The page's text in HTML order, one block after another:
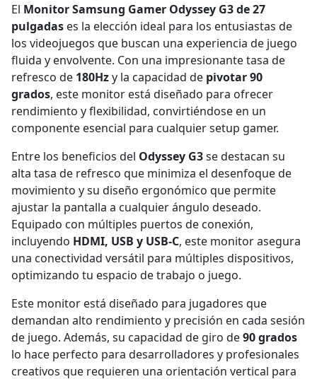
El Monitor Samsung Gamer Odyssey G3 de 27
pulgadas es la elección ideal para los entusiastas de
los videojuegos que buscan una experiencia de juego
fluida y envolvente. Con una impresionante tasa de
refresco de 180Hzy la capacidad de pivotar 90
grados, este monitor está diseñado para ofrecer
rendimiento y flexibilidad, convirtiéndose en un
componente esencial para cualquier setup gamer.
Entre los beneficios del Odyssey G3se destacan su
alta tasa de refresco que minimiza el desenfoque de
movimiento y su diseño ergonómico que permite
ajustar la pantalla a cualquier ángulo deseado.
Equipado con múltiples puertos de conexión,
incluyendo HDMI, USB y USB-C, este monitor asegura
una conectividad versátil para múltiples dispositivos,
optimizando tu espacio de trabajo o juego.
Este monitor está diseñado para jugadores que
demandan alto rendimiento y precisión en cada sesión
de juego. Además, su capacidad de giro de90 grados
lo hace perfecto para desarrolladores y profesionales
creativos que requieren una orientación vertical para